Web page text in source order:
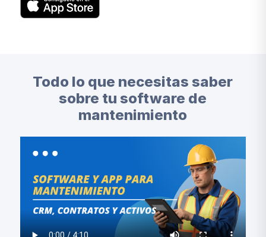
Todo lo que necesitas saber
sobre tu software de
mantenimiento